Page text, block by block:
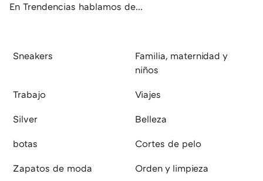
En Trendencias hablamos de...
Sneakers
Familia, maternidad y
niños
Trabajo Viajes
Silver Belleza
botas Cortes de pelo
Zapatos de moda Orden y limpieza